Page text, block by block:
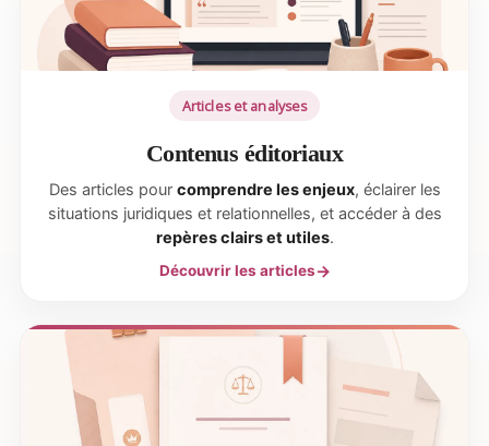
Articles et analyses
Contenus éditoriaux
Des articles pour comprendre les enjeux, éclairer les
situations juridiques et relationnelles, et accéder à des
repères clairs et utiles.
Découvrir les articles